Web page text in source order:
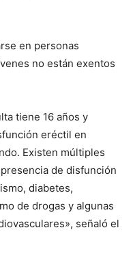
en personas
no están exentos
tiene 16 años y
eréctil en
Existen múltiples
de disfunción
diabetes,
de drogas y algunas
señaló el